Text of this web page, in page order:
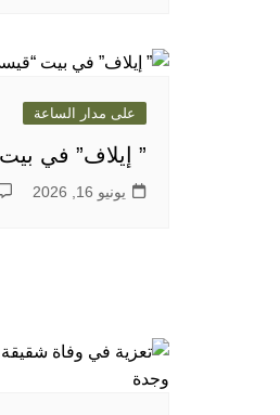
على مدار الساعة
” إيلاف” في
يونيو 16, 2026